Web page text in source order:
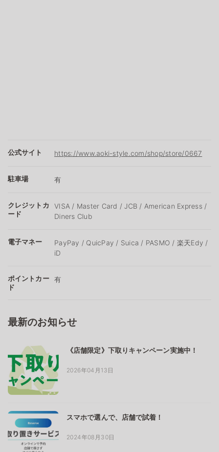
公式サイト https://www.aoki-style.com/shop/store/0667
駐車場 有
クレジットカ
ード
VISA / Master Card / JCB / American Express /
Diners Club
電子マネー
PayPay / QuicPay / Suica / PASMO / 楽天Edy /
iD
ポイントカー
ド
有
最新のお知らせ
《店舗限定》下取りキャンペーン実施中！
2026年04月13日
スマホで選んで、店舗で試着！
2024年08月30日